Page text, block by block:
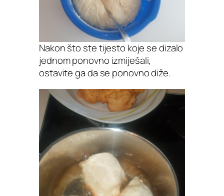
Nakon što ste tijesto koje se dizalo
jednom ponovno izmiješali,
ostavite ga da se ponovno diže.